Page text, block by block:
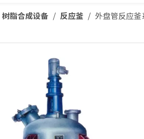
树脂合成设备 / 反应釜 / 外盘管反应釜